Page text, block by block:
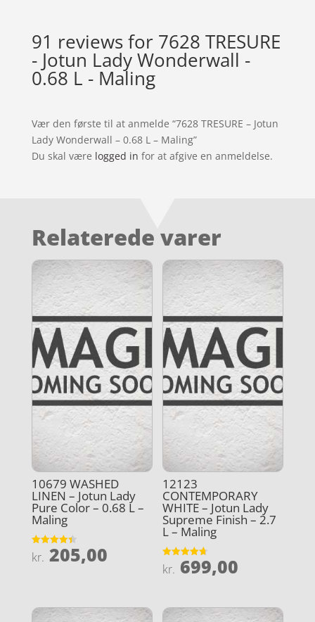
91 reviews for 7628 TRESURE
- Jotun Lady Wonderwall -
0.68 L - Maling
Vær den første til at anmelde “7628 TRESURE – Jotun
Lady Wonderwall – 0.68 L – Maling”
Du skal være logged in for at afgive en anmeldelse.
Relaterede varer
10679 WASHED
LINEN – Jotun Lady
Pure Color – 0.68 L –
Maling
Vurderet
4.4
kr. 205,00
12123
CONTEMPORARY
WHITE – Jotun Lady
Supreme Finish – 2.7
L – Maling
Vurderet
4.7
kr. 699,00